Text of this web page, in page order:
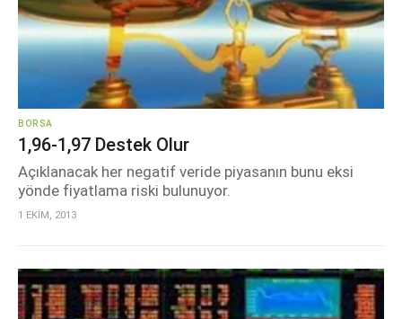
BORSA
1,96-1,97 Destek Olur
Açıklanacak her negatif veride piyasanın bunu eksi
yönde fiyatlama riski bulunuyor.
1 EKİM, 2013